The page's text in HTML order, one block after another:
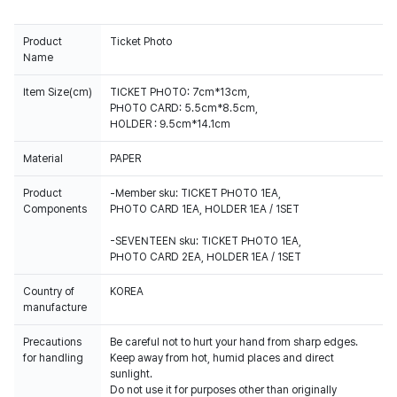
Product
Name
Ticket Photo
Item Size(cm)
TICKET PHOTO: 7cm*13cm,
PHOTO CARD: 5.5cm*8.5cm,
HOLDER : 9.5cm*14.1cm
Material PAPER
Product
Components
-Member sku: TICKET PHOTO 1EA,
PHOTO CARD 1EA, HOLDER 1EA / 1SET
-SEVENTEEN sku: TICKET PHOTO 1EA,
PHOTO CARD 2EA, HOLDER 1EA / 1SET
Country of
manufacture
KOREA
Precautions
for handling
Be careful not to hurt your hand from sharp edges.
Keep away from hot, humid places and direct
sunlight.
Do not use it for purposes other than originally